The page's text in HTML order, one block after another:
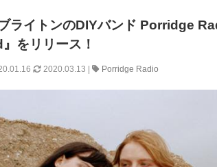
ライトンのDIYバンド Porridge
をリリース！
2020.03.13 | Porridge Radio